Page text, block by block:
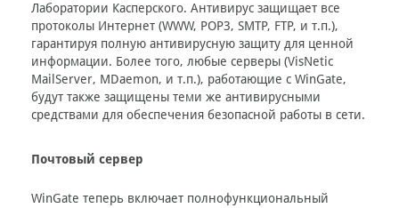
Лаборатории Касперского. Антивирус защищает все
протоколы Интернет (WWW, POP3, SMTP, FTP, и т.п.),
гарантируя полную антивирусную защиту для ценной
информации. Более того, любые серверы (VisNetic
MailServer, MDaemon, и т.п.), работающие с WinGate,
будут также защищены теми же антивирусными
средствами для обеспечения безопасной работы в сети.
Почтовый сервер
WinGate теперь включает полнофункциональный